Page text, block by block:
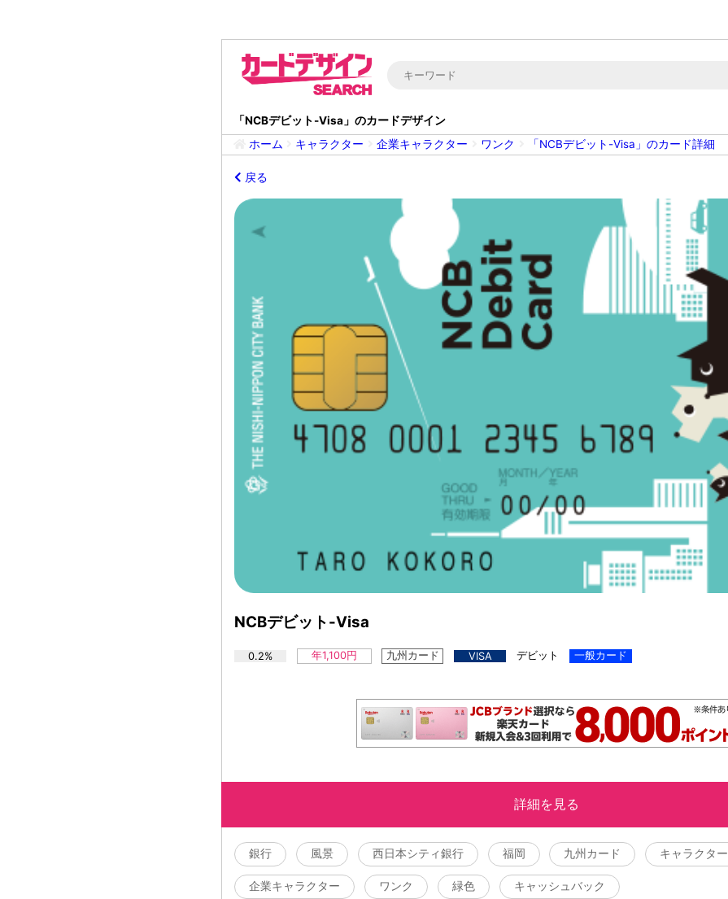
「NCBデビット-Visa」のカードデザイン
ホーム
キャラクター 企業キャラクター ワンク 「NCBデビット-Visa」のカード詳細
戻る
NCBデビット-Visa
0.2% 年1,100円 九州カード VISA デビット 一般カード
詳細を見る
銀行 風景 西日本シティ銀行 福岡 九州カード キャラクター
企業キャラクター ワンク 緑色 キャッシュバック